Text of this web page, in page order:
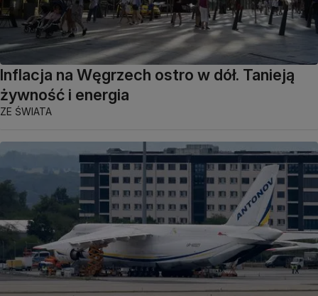
Inflacja na Węgrzech ostro w dół. Tanieją
żywność i energia
ZE ŚWIATA